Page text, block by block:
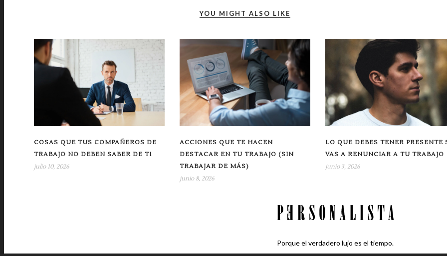
YOU MIGHT ALSO LIKE
COSAS QUE TUS COMPAÑEROS DE
TRABAJO NO DEBEN SABER DE TI
julio 10, 2026
ACCIONES QUE TE HACEN
DESTACAR EN TU TRABAJO (SIN
TRABAJAR DE MÁS)
junio 8, 2026
LO QUE DEBES TENER PRESENTE
VAS A RENUNCIAR A TU TRABAJO
junio 3, 2026
Porque el verdadero lujo es el tiempo.